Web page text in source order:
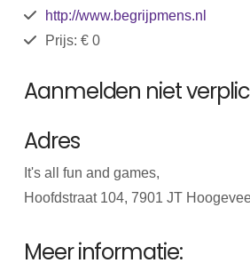
http://www.begrijpmens.nl
Prijs: € 0
Aanmelden niet
Adres
It's all fun and games,
Hoofdstraat 104, 7901 JT
Meer informatie: